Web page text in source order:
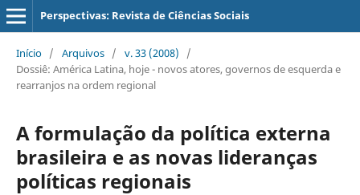
Perspectivas: Revista de Ciências Sociais
Início / Arquivos / v. 33 (2008)
/
Dossiê: América Latina, hoje - novos atores, governos de esquerda e
rearranjos na ordem regional
A formulação da política externa
brasileira e as novas lideranças
políticas regionais